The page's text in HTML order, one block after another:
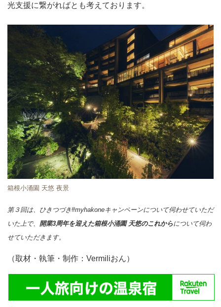
光支援に繋がればとも考えております。
箱根小涌園 天悠 夜景
第３回は、ひきつづき#myhakoneキャンペーンについて伺わせていただ
いた上で、 開業3周年を迎えた箱根小涌園 天悠のこれからについて伺わ
せていただきます。
（取材・執筆・制作：Vermiliおん）